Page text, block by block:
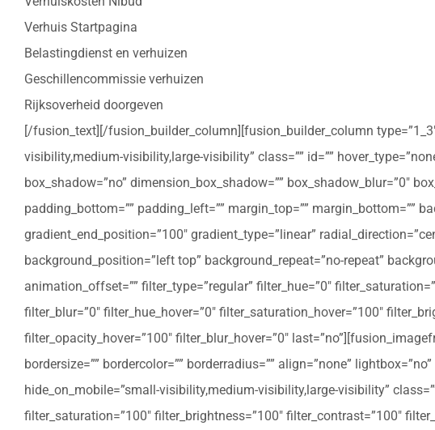
Verhuis Startpagina
Belastingdienst en verhuizen
Geschillencommissie verhuizen
Rijksoverheid doorgeven
[/fusion_text][/fusion_builder_column][fusion_builder_column
visibility,medium-visibility,large-visibility” class=”” id=””
box_shadow=”no” dimension_box_shadow=”” box_shadow_blur=”0″
padding_bottom=”” padding_left=”” margin_top=”” margin_bottom=””
gradient_end_position=”100″ gradient_type=”linear”
background_position=”left top” background_repeat=”no-repeat”
animation_offset=”” filter_type=”regular” filter_hue=”0″
filter_blur=”0″ filter_hue_hover=”0″ filter_saturation_hover=”100″
filter_opacity_hover=”100″ filter_blur_hover=”0″
bordersize=”” bordercolor=”” borderradius=”” align=”none”
hide_on_mobile=”small-visibility,medium-visibility,large-visibility”
filter_saturation=”100″ filter_brightness=”100″ filter_contrast=”100″